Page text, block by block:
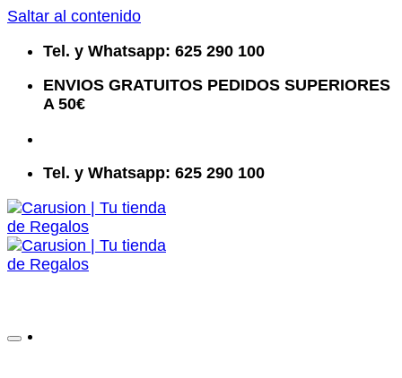
Saltar al contenido
Tel. y Whatsapp: 625 290 100
ENVIOS GRATUITOS PEDIDOS SUPERIORES
A 50€
Tel. y Whatsapp: 625 290 100